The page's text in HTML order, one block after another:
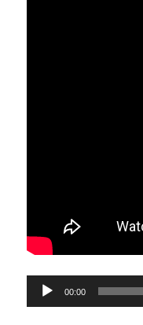
Reproductor
d'àudio
00:00